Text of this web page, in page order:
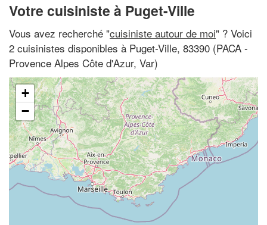
Votre cuisiniste à Puget-Ville
Vous avez recherché "cuisiniste autour de moi" ? Voici
2 cuisinistes disponibles à Puget-Ville, 83390 (PACA -
Provence Alpes Côte d'Azur, Var)
+
−